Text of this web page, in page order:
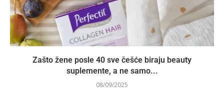
Zašto žene posle 40 sve češće biraju beauty
suplemente, a ne samo...
08/09/2025